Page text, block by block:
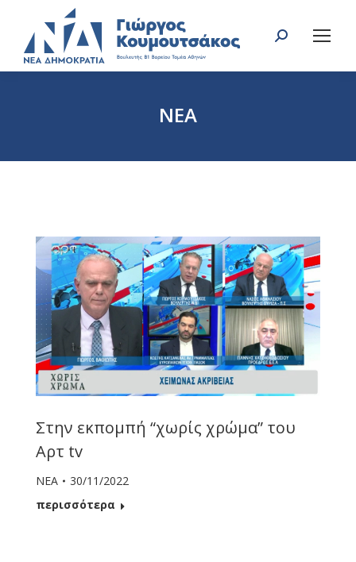
Search:
ΝΕΑ
Στην εκπομπή “χωρίς χρώμα” του
Αρτ tv
ΝΕΑ
30/11/2022
περισσότερα